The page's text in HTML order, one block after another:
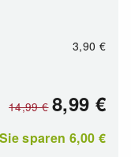
3,90 €
14,99€ 8,99 €
Sie sparen 6,00 €